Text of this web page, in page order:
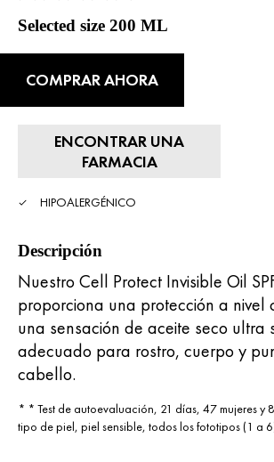
Selected size 200 ML
COMPRAR AHORA
ENCONTRAR UNA
FARMACIA
HIPOALERGÉNICO
Descripción
Nuestro Cell Protect Invisible Oil
proporciona una protección a nivel
una sensación de aceite seco ultra
adecuado para rostro, cuerpo y
cabello.
* * Test de autoevaluación, 21 días, 47 mujeres y
tipo de piel, piel sensible, todos los fototipos (1 a